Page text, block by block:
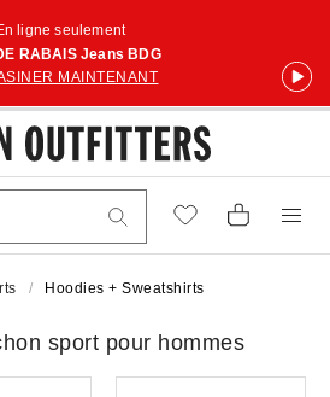
ligne seulement
RABAIS Jeans BDG
MAINTENANT
Hoodies + Sweatshirts
sport pour hommes